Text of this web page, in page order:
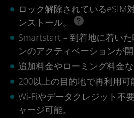
ロック解除されているeSIM
ンストール。
Smartstart – 到着地に着い
ンのアクティベーションが
追加料金やローミング料金な
200以上の目的地で再利用可
Wi-Fiやデータクレジット不
ャージ可能。